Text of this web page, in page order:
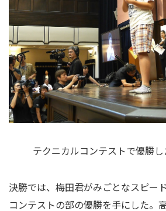
テクニカルコンテストで優勝
決勝では、梅田君がみごとなスピー
コンテストの部の優勝を手にした。